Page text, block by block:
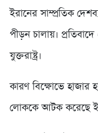
ইরানের সাম্প্রতিক
পীড়ন চালায়।
যুক্তরাষ্ট্র।
কারণ বিক্ষোভে হাজার
লোককে আটক করেছে